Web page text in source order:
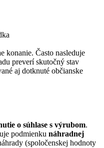
konanie. Často nasleduje
preverí skutočný stav
aj dotknuté občianske
o súhlase s výrubom.
podmienku náhradnej
(spoločenskej hodnoty